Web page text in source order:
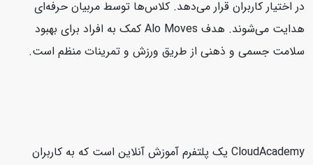
در اختیار کاربران قرار می‌دهد. کلاس‌ها توسط مربیان حرفه‌ای
هدایت می‌شوند. هدف Alo Moves کمک به افراد برای بهبود
سلامت جسمی و ذهنی از طریق ورزش و تمرینات منظم است.
CloudAcademy یک پلتفرم آموزش آنلاین است که به کاربران